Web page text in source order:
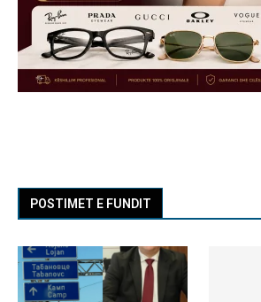
POSTIMET E FUNDIT